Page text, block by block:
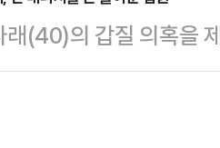
오른 데 이어 에스파
설 것을 예고하며 당성
해당 행위를 한 인사를
래(40)의 갑질 의혹을
류 신청을 법원이 받아